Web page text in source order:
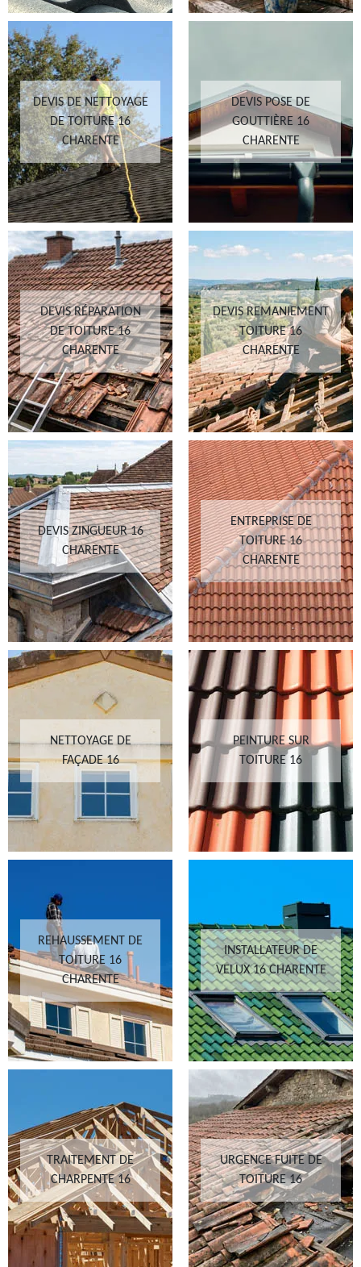
DEVIS DE NETTOYAGE
DE TOITURE 16
CHARENTE
DEVIS POSE DE
GOUTTIÈRE 16
CHARENTE
DEVIS RÉPARATION
DE TOITURE 16
CHARENTE
DEVIS REMANIEMENT
TOITURE 16
CHARENTE
DEVIS ZINGUEUR 16
CHARENTE
ENTREPRISE DE
TOITURE 16
CHARENTE
NETTOYAGE DE
FAÇADE 16
PEINTURE SUR
TOITURE 16
REHAUSSEMENT DE
TOITURE 16
CHARENTE
INSTALLATEUR DE
VELUX 16 CHARENTE
TRAITEMENT DE
CHARPENTE 16
URGENCE FUITE DE
TOITURE 16